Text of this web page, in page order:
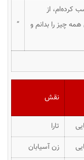
کرده‌ام، از
چیز را بدانم و
“
نقش
تارا
زن آسیابان